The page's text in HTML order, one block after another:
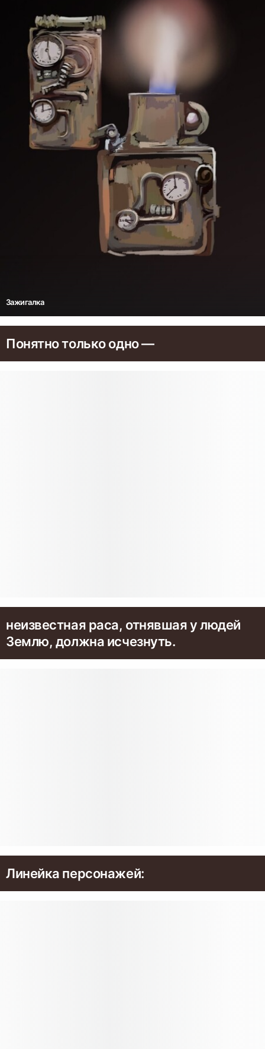
Зажигалка
Понятно только одно —
неизвестная раса, отнявшая у людей
Землю, должна исчезнуть.
Линейка персонажей: